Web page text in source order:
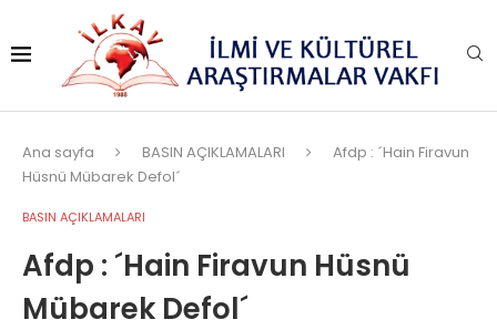
Ana sayfa BASIN AÇIKLAMALARI
Afdp : ´Hain Firavun
Hüsnü Mübarek Defol´
BASIN AÇIKLAMALARI
Afdp : ´Hain Firavun Hüsnü
Mübarek Defol´